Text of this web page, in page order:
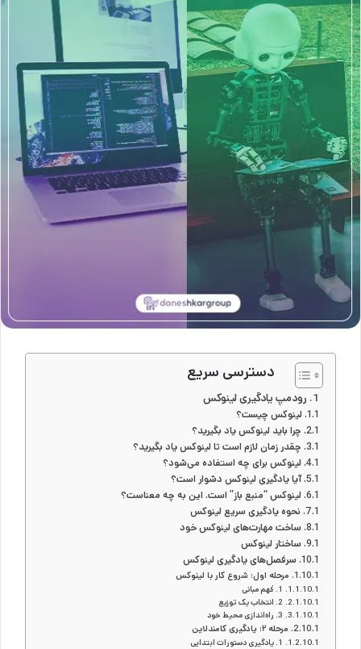
دسترسی سریع
رودمپ یادگیری لینوکس
لینوکس چیست؟
چرا باید لینوکس یاد بگیرید؟
چقدر زمان لازم است تا لینوکس یاد بگیرید؟
لینوکس برای چه استفاده می‌شود؟
آیا یادگیری لینوکس دشوار است؟
لینوکس “منبع باز” است. این به چه معناست؟
نحوه یادگیری سریع لینوکس
ساخت مهارت‌های لینوکس خود
ساختار لینوکس
سرفصل‌های یادگیری لینوکس
مرحله اول: شروع کار با لینوکس
1. فهم مبانی
2. انتخاب یک توزیع
3. راه‌اندازی محیط خود
مرحله ۲: یادگیری کامندلاین
1. یادگیری دستورات ابتدایی